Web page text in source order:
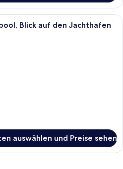
Ein modernes Hotelzimmer mit
Blick auf den Jachthafen
auswählen und Preise sehen